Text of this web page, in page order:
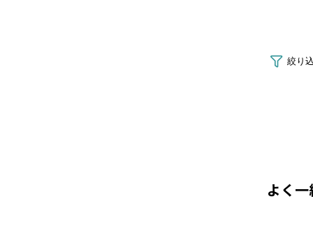
よく